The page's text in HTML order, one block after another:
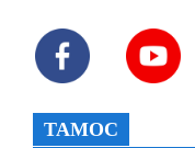
ТАМОС